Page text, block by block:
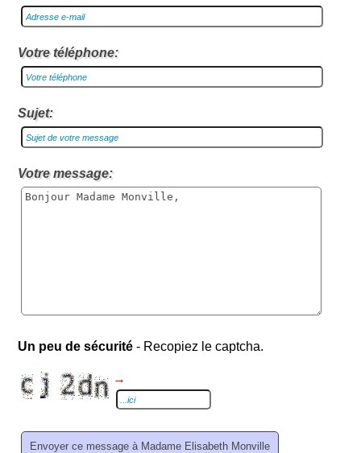
Votre téléphone:
Sujet:
Votre message:
Un peu de sécurité - Recopiez le captcha.
→